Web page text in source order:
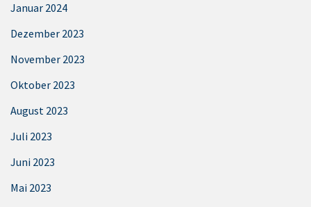
Januar 2024
Dezember 2023
November 2023
Oktober 2023
August 2023
Juli 2023
Juni 2023
Mai 2023